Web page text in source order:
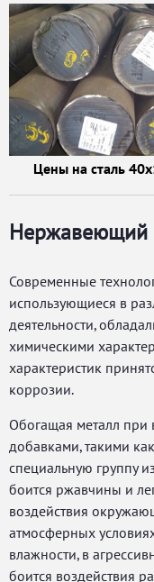
Цены на сталь
Нержавеющий
Современные
использующиеся в
деятельности,
химическими
характеристик
коррозии.
Обогащая металл
добавками, такими
специальную группу
боится ржавчины и
воздействия
атмосферных
влажности, в
боится воздействия